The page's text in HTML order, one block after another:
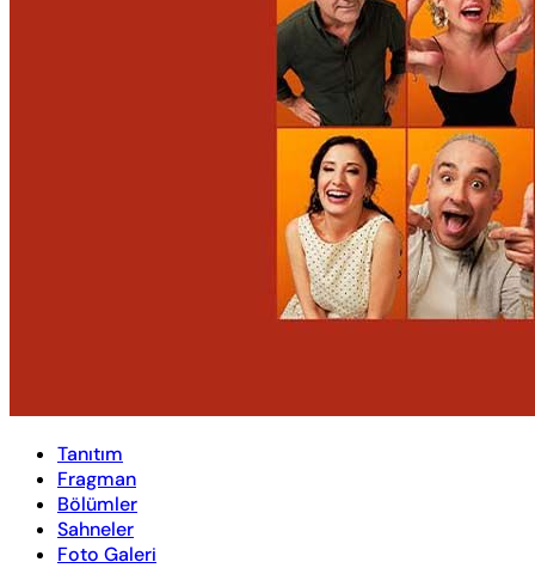
Tanıtım
Fragman
Bölümler
Sahneler
Foto Galeri